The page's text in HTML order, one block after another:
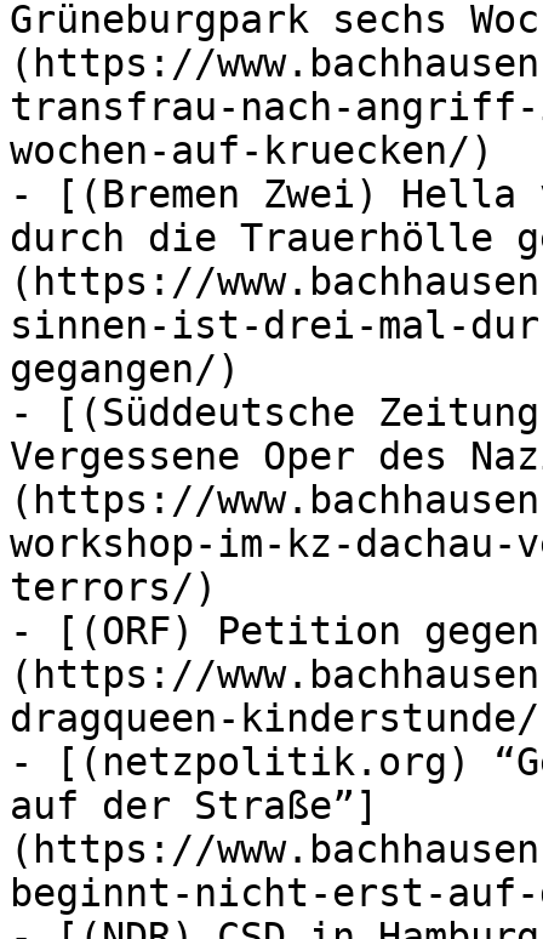
Grüneburgpark sechs
(https://
transfrau-nach-angriff-
wochen-auf-kruecken/)
- [(Bremen Zwei)
durch die Trauerhölle
(https://
sinnen-ist-drei-mal-
gegangen/)
- [(Süddeutsche
Vergessene Oper des
(https://
workshop-im-kz-
terrors/)
- [(ORF) Petition gegen
(https://
dragqueen-
- [(netzpolitik.org)
auf der Straße”]
(https://
beginnt-nicht-erst-